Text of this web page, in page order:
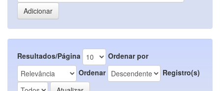
Resultados/Página
Ordenar por
Ordenar
Registro(s)